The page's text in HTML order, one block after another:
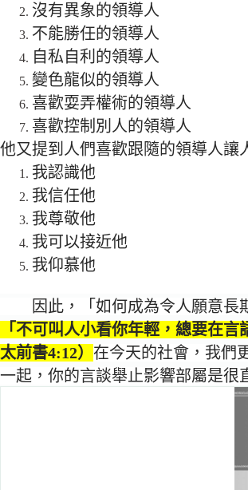
沒有異象的領導人
不能勝任的領導人
自私自利的領導人
變色龍似的領導人
喜歡耍弄權術的領導人
喜歡控制別人的領導人
他又提到人們喜歡跟隨的領導人讓
我認識他
我信任他
我尊敬他
我可以接近他
我仰慕他
因此，「如何成為令人願意長
「不可叫人小看你年輕，總要在
太前書4:12） 在今天的社會，我們
一起，你的言談舉止影響部屬是很